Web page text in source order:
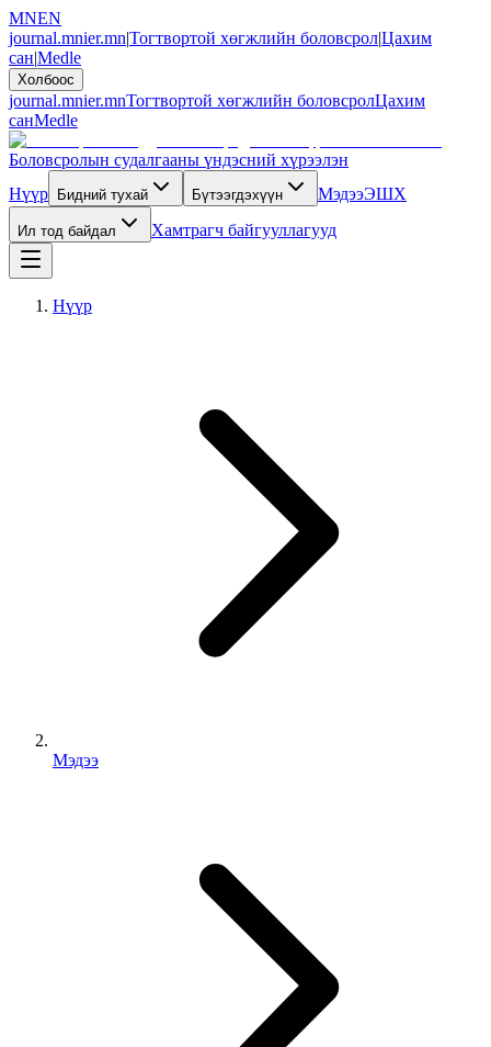
MNEN
journal.mnier.mn|Тогтвортой хөгжлийн боловсрол|Цахим
сан|Medle
Холбоос
journal.mnier.mnТогтвортой хөгжлийн боловсролЦахим
санMedle
Боловсролын судалгааны үндэсний хүрээлэн
Нүүр
Бидний тухай Бүтээгдэхүүн МэдээЭШХ
Ил тод байдал Хамтрагч байгууллагууд
Нүүр
Мэдээ